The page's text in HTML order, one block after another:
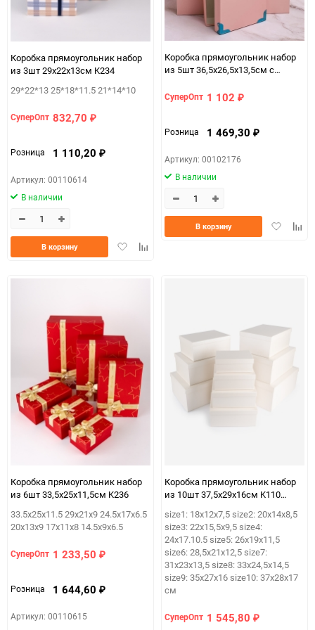
Коробка прямоугольник набор
из 3шт 29х22х13см K234
29*22*13 25*18*11.5 21*14*10
СуперОпт 832,70 ₽
Розница 1 110,20 ₽
Артикул: 00110614
В наличии
ДобавитьДобавить
В корзину
Коробка прямоугольник набор
из 5шт 36,5х26,5х13,5см с
СуперОпт 1 102 ₽
Розница 1 469,30 ₽
Артикул: 00102176
В наличии
Добавить
В корзину
Коробка прямоугольник набор
из 6шт 33,5х25х11,5см K236
33.5х25х11.5 29х21х9 24.5х17х6.5
20х13х9 17х11х8 14.5х9х6.5
СуперОпт 1 233,50 ₽
Розница 1 644,60 ₽
Артикул: 00110615
Коробка прямоугольник набор
из 10шт 37,5х29х16см K110
size1: 18х12х7,5 size2: 20х14х8,5
size3: 22х15,5х9,5 size4:
24х17.10.5 size5: 26х19х11,5
size6: 28,5х21х12,5 size7:
31х23х13,5 size8: 33х24,5х14,5
size9: 35х27х16 size10: 37х28х17
см
СуперОпт 1 545,80 ₽